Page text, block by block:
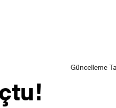
Güncelleme